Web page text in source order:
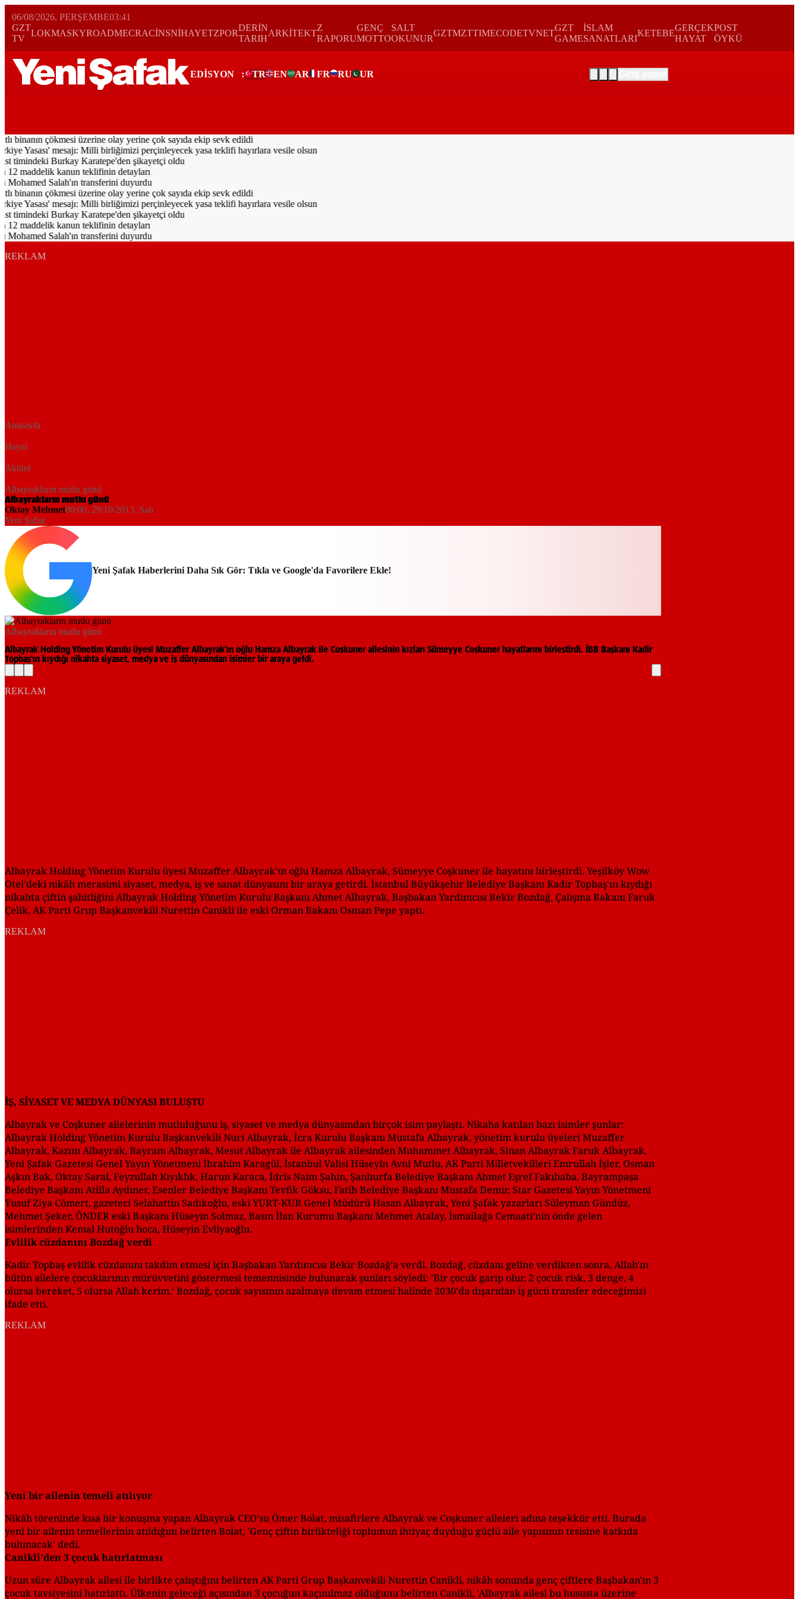
06/08/2026, PERŞEMBE03:41
GZT
TV
LOKMASKYROADMECRACİNSNİHAYETZPOR
DERİN
TARIH
ARKİTEKT
Z
RAPORU
GENÇ
MOTTO
SALT
OKUNUR
GZTMZTTIMECODETVNET
GZT
GAME
İSLAM
SANATLARI
KETEBE
GERÇEK
HAYAT
POST
ÖYKÜ
EDİSYON : TR EN AR FR RU UR
binanın çökmesi üzerine olay yerine çok sayıda ekip sevk edildi
Yasası' mesajı: Milli birliğimizi perçinleyecek yasa teklifi hayırlara vesile olsun
timindeki Burkay Karatepe'den şikayetçi oldu
maddelik kanun teklifinin detayları
Salah'ın transferini duyurdu
binanın çökmesi üzerine olay yerine çok sayıda ekip sevk edildi
Yasası' mesajı: Milli birliğimizi perçinleyecek yasa teklifi hayırlara vesile olsun
timindeki Burkay Karatepe'den şikayetçi oldu
maddelik kanun teklifinin detayları
Salah'ın transferini duyurdu
REKLAM
Anasayfa
Hayat
Aktüel
Albayrakların mutlu günü
Albayrakların mutlu günü
Oktay Mehmet00:00, 29/10/2013, Salı
Yeni Şafak
Yeni Şafak Haberlerini Daha Sık Gör: Tıkla ve Google'da Favorilere Ekle!
Albayrakların mutlu günü
Albayrak Holding Yönetim Kurulu üyesi Muzaffer Albayrak'ın oğlu Hamza Albayrak ile Coşkuner ailesinin kızları Sümeyye Coşkuner hayatlarını birleştirdi. İBB Başkanı Kadir
Topbaş'ın kıydığı nikahta siyaset, medya ve iş dünyasından isimler bir araya geldi.
REKLAM
Albayrak Holding Yönetim Kurulu üyesi Muzaffer Albayrak'ın oğlu Hamza Albayrak, Sümeyye Coşkuner ile hayatını birleştirdi. Yeşilköy Wow
Otel'deki nikâh merasimi siyaset, medya, iş ve sanat dünyasını bir araya getirdi. İstanbul Büyükşehir Belediye Başkanı Kadir Topbaş'ın kıydığı
nikahta çiftin şahitliğini Albayrak Holding Yönetim Kurulu Başkanı Ahmet Albayrak, Başbakan Yardımcısı Bekir Bozdağ, Çalışma Bakanı Faruk
Çelik, AK Parti Grup Başkanvekili Nurettin Canikli ile eski Orman Bakanı Osman Pepe yaptı.
REKLAM
İŞ, SİYASET VE MEDYA DÜNYASI BULUŞTU
Albayrak ve Coşkuner ailelerinin mutluluğunu iş, siyaset ve medya dünyasından birçok isim paylaştı. Nikaha katılan bazı isimler şunlar:
Albayrak Holding Yönetim Kurulu Başkanvekili Nuri Albayrak, İcra Kurulu Başkanı Mustafa Albayrak, yönetim kurulu üyeleri Muzaffer
Albayrak, Kazım Albayrak, Bayram Albayrak, Mesut Albayrak ile Albayrak ailesinden Muhammet Albayrak, Sinan Albayrak Faruk Albayrak,
Yeni Şafak Gazetesi Genel Yayın Yönetmeni İbrahim Karagül, İstanbul Valisi Hüseyin Avni Mutlu, AK Parti Milletvekilleri Emrullah İşler, Osman
Aşkın Bak, Oktay Saral, Feyzullah Kıyıklık, Harun Karaca, İdris Naim Şahin, Şanlıurfa Belediye Başkanı Ahmet Eşref Fakıbaba, Bayrampaşa
Belediye Başkanı Atilla Aydıner, Esenler Belediye Başkanı Tevfik Göksu, Fatih Belediye Başkanı Mustafa Demir, Star Gazetesi Yayın Yönetmeni
Yusuf Ziya Cömert, gazeteci Selahattin Sadıkoğlu, eski YURT-KUR Genel Müdürü Hasan Albayrak, Yeni Şafak yazarları Süleyman Gündüz,
Mehmet Şeker, ÖNDER eski Başkanı Hüseyin Solmaz, Basın İlan Kurumu Başkanı Mehmet Atalay, İsmailağa Cemaati'nin önde gelen
isimlerinden Kemal Hutoğlu hoca, Hüseyin Evliyaoğlu.
Evlilik cüzdanını Bozdağ verdi
Kadir Topbaş evlilik cüzdanını takdim etmesi için Başbakan Yardımcısı Bekir Bozdağ'a verdi. Bozdağ, cüzdanı geline verdikten sonra, Allah'ın
bütün ailelere çocuklarının mürüvvetini göstermesi temennisinde bulunarak şunları söyledi: 'Bir çocuk garip olur, 2 çocuk risk, 3 denge, 4
olursa bereket, 5 olursa Allah kerim.' Bozdağ, çocuk sayısının azalmaya devam etmesi halinde 2030'da dışarıdan iş gücü transfer edeceğimizi
ifade etti.
REKLAM
Yeni bir ailenin temeli atılıyor
Nikâh töreninde kısa bir konuşma yapan Albayrak CEO'su Ömer Bolat, misafirlere Albayrak ve Coşkuner aileleri adına teşekkür etti. Burada
yeni bir ailenin temellerinin atıldığını belirten Bolat, 'Genç çiftin birlikteliği toplumun ihtiyaç duyduğu güçlü aile yapısının tesisine katkıda
bulunacak' dedi.
Canikli'den 3 çocuk hatırlatması
Uzun süre Albayrak ailesi ile birlikte çalıştığını belirten AK Parti Grup Başkanvekili Nurettin Canikli, nikâh sonunda genç çiftlere Başbakan'ın 3
çocuk tavsiyesini hatırlattı. Ülkenin geleceği açısından 3 çocuğun kaçınılmaz olduğunu belirten Canikli, 'Albayrak ailesi bu hususta üzerine